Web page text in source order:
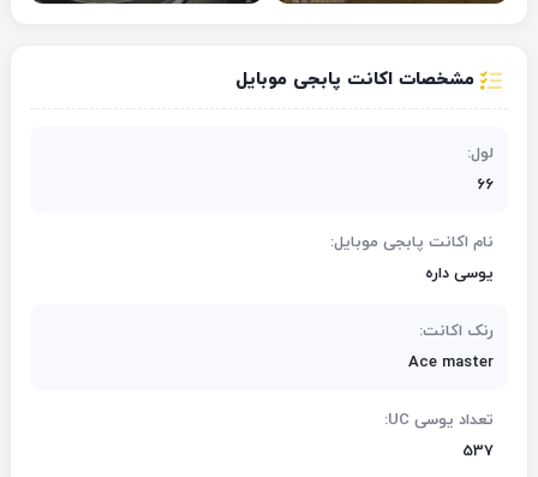
مشخصات اکانت پابجی موبایل
لول:
66
نام اکانت پابجی موبایل:
یوسی داره
رنک اکانت:
Ace master
تعداد یوسی UC:
537